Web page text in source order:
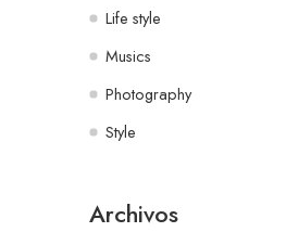
Life style
Musics
Photography
Style
Archivos